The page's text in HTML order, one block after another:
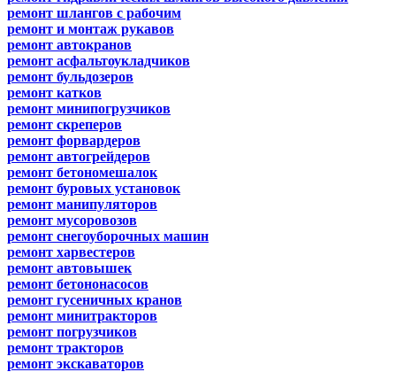
ремонт шлангов с рабочим
ремонт и монтаж рукавов
ремонт автокранов
ремонт асфальтоукладчиков
ремонт бульдозеров
ремонт катков
ремонт минипогрузчиков
ремонт скреперов
ремонт форвардеров
ремонт автогрейдеров
ремонт бетономешалок
ремонт буровых установок
ремонт манипуляторов
ремонт мусоровозов
ремонт снегоуборочных машин
ремонт харвестеров
ремонт автовышек
ремонт бетононасосов
ремонт гусеничных кранов
ремонт минитракторов
ремонт погрузчиков
ремонт тракторов
ремонт экскаваторов